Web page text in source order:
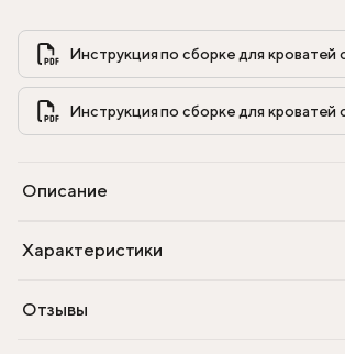
Инструкция по сборке для
Описание
Характеристики
Отзывы